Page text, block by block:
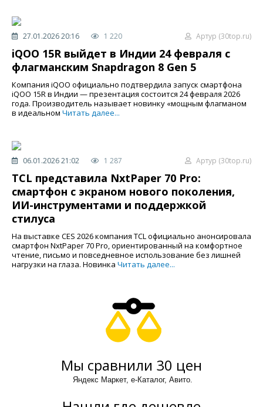
27.01.2026 20:16 1 220 Артур (30top.ru)
iQOO 15R выйдет в Индии 24 февраля с
флагманским Snapdragon 8 Gen 5
Компания iQOO официально подтвердила запуск смартфона
iQOO 15R в Индии — презентация состоится 24 февраля 2026
года. Производитель называет новинку «мощным флагманом
в идеальном Читать далее...
06.01.2026 21:02 1 287 Артур (30top.ru)
TCL представила NxtPaper 70 Pro:
смартфон с экраном нового поколения,
ИИ-инструментами и поддержкой
стилуса
На выставке CES 2026 компания TCL официально анонсировала
смартфон NxtPaper 70 Pro, ориентированный на комфортное
чтение, письмо и повседневное использование без лишней
нагрузки на глаза. Новинка Читать далее...
Мы сравнили 30 цен
Яндекс Маркет, е-Каталог, Авито.